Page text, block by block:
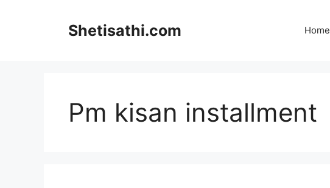
Shetisathi.com Home
Pm kisan installment